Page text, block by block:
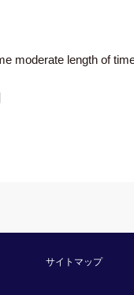
moderate length of
サイトマップ